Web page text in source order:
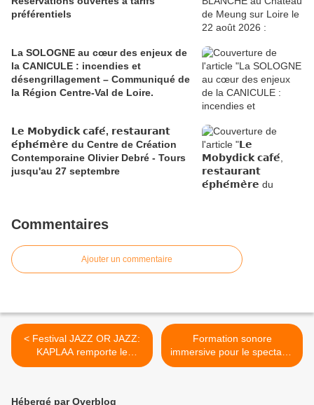
préférentiels
La SOLOGNE au cœur des enjeux de
la CANICULE : incendies et
désengrillagement – Communiqué de
la Région Centre-Val de Loire.
𝗟𝗲 𝗠𝗼𝗯𝘆𝗱𝗶𝗰𝗸 𝗰𝗮𝗳𝗲́, 𝗿𝗲𝘀𝘁𝗮𝘂𝗿𝗮𝗻𝘁
𝗲́𝗽𝗵𝗲́𝗺𝗲̀𝗿𝗲 du Centre de Création
Contemporaine Olivier Debré - Tours
jusqu'au 27 septembre
Commentaires
Ajouter un commentaire
< Festival JAZZ OR JAZZ:
KAPLAA remporte le
TREMPLIN JAZZ ET
Formation sonore
immersive pour le spectacle
vivant du 6 au 17 mai 2019
Hébergé par Overblog